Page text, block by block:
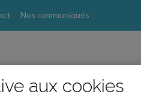
Nos communiqués
aux cookies